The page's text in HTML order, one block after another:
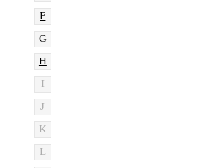
F
G
H
I
J
K
L